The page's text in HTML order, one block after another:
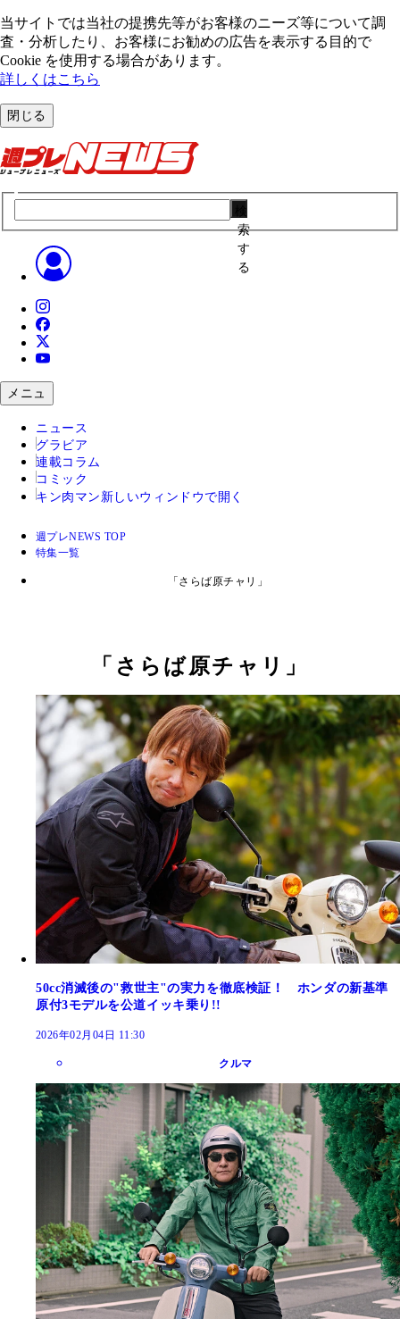
当サイトでは当社の提携先等がお客様のニーズ等について調
査・分析したり、お客様にお勧めの広告を表⽰する⽬的で
Cookie を使⽤する場合があります。
詳しくはこちら
閉じる
索
す
る
メニュ
ニュース
グラビア
連載コラム
コミック
キン肉マン 新しいウィンドウで開く
週プレNEWS TOP
特集一覧
「さらば原チャリ」
「さらば原チャリ」
50cc消滅後の"救世主"の実力を徹底検証！ ホンダの新基準
原付3モデルを公道イッキ乗り!!
2026年02月04日 11:30
クルマ